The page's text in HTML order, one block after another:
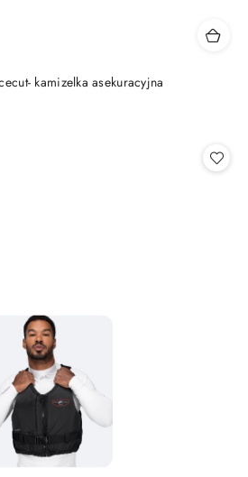
kamizelka asekuracyjna